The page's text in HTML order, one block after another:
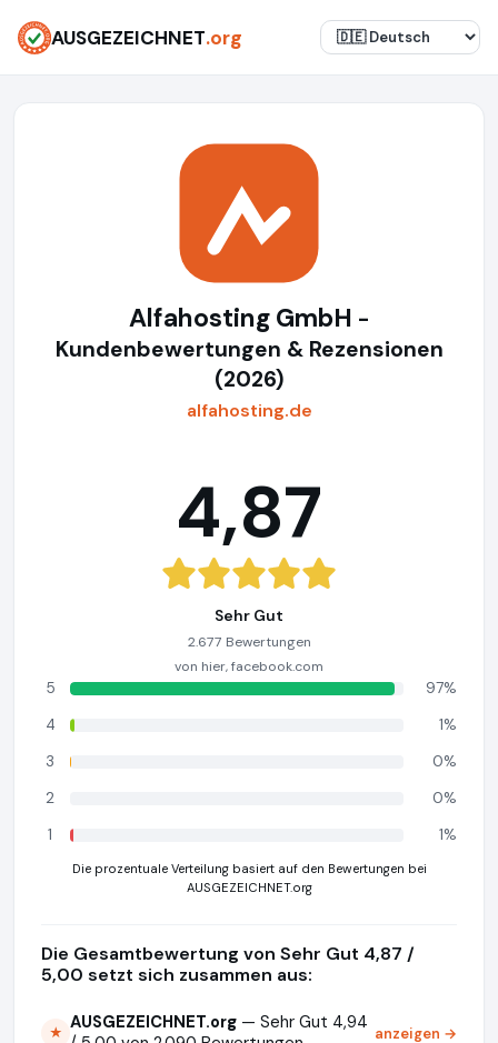
AUSGEZEICHNET.org
Alfahosting GmbH -
Kundenbewertungen & Rezensionen
(2026)
alfahosting.de
4,87
Sehr Gut
2.677 Bewertungen
von hier, facebook.com
5
97%
4
1%
3
0%
2
0%
1
1%
Die prozentuale Verteilung basiert auf den Bewertungen bei
AUSGEZEICHNET.org
Die Gesamtbewertung von Sehr Gut 4,87 /
5,00 setzt sich zusammen aus:
★ AUSGEZEICHNET.org — Sehr Gut 4,94 anzeigen →